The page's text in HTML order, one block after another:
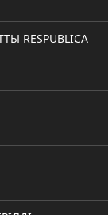
RESPUBLICA